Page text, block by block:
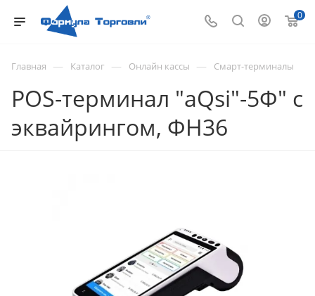
0
Главная — Каталог — Онлайн кассы — Смарт-терминалы
POS-терминал "aQsi"-5Ф" с
эквайрингом, ФН36